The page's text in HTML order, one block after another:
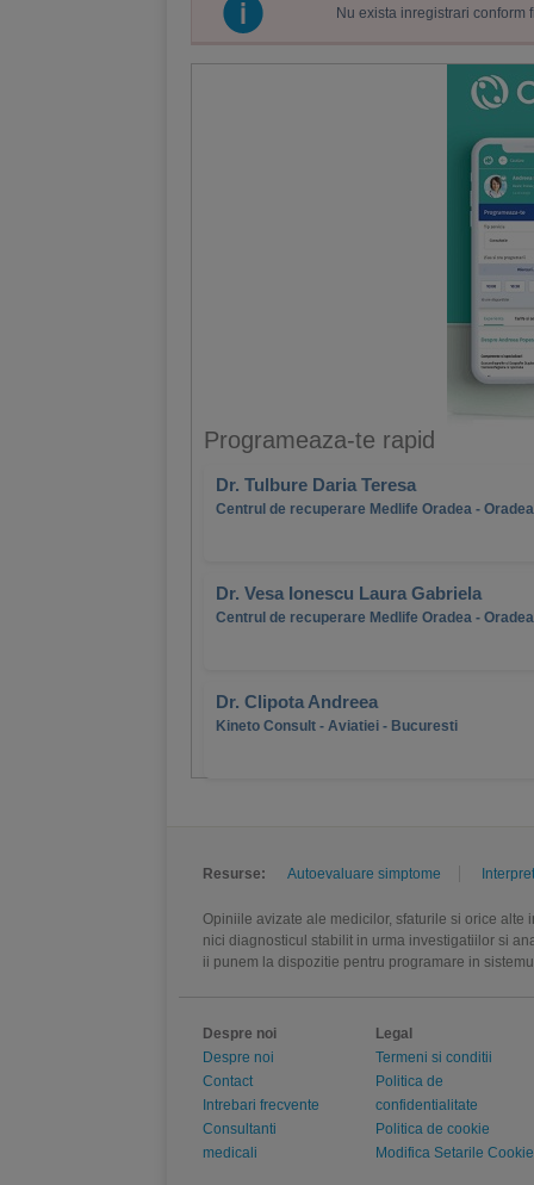
Nu exista inregistrari
Programeaza-te rapid
Dr. Tulbure Daria Teresa
Centrul de recuperare Medlife Oradea - Oradea
Dr. Vesa Ionescu Laura Gabriela
Centrul de recuperare Medlife Oradea - Oradea
Dr. Clipota Andreea
Kineto Consult - Aviatiei - Bucuresti
Resurse: Autoevaluare simptome
Opiniile avizate ale medicilor, sfaturile si orice
nici diagnosticul stabilit in urma investigatiilor si
ii punem la dispozitie pentru programare in
Despre noi
Despre noi
Contact
Intrebari frecvente
Consultanti
medicali
Legal
Termeni si conditii
Politica de
confidentialitate
Politica de cookie
Modifica Setarile Cookie